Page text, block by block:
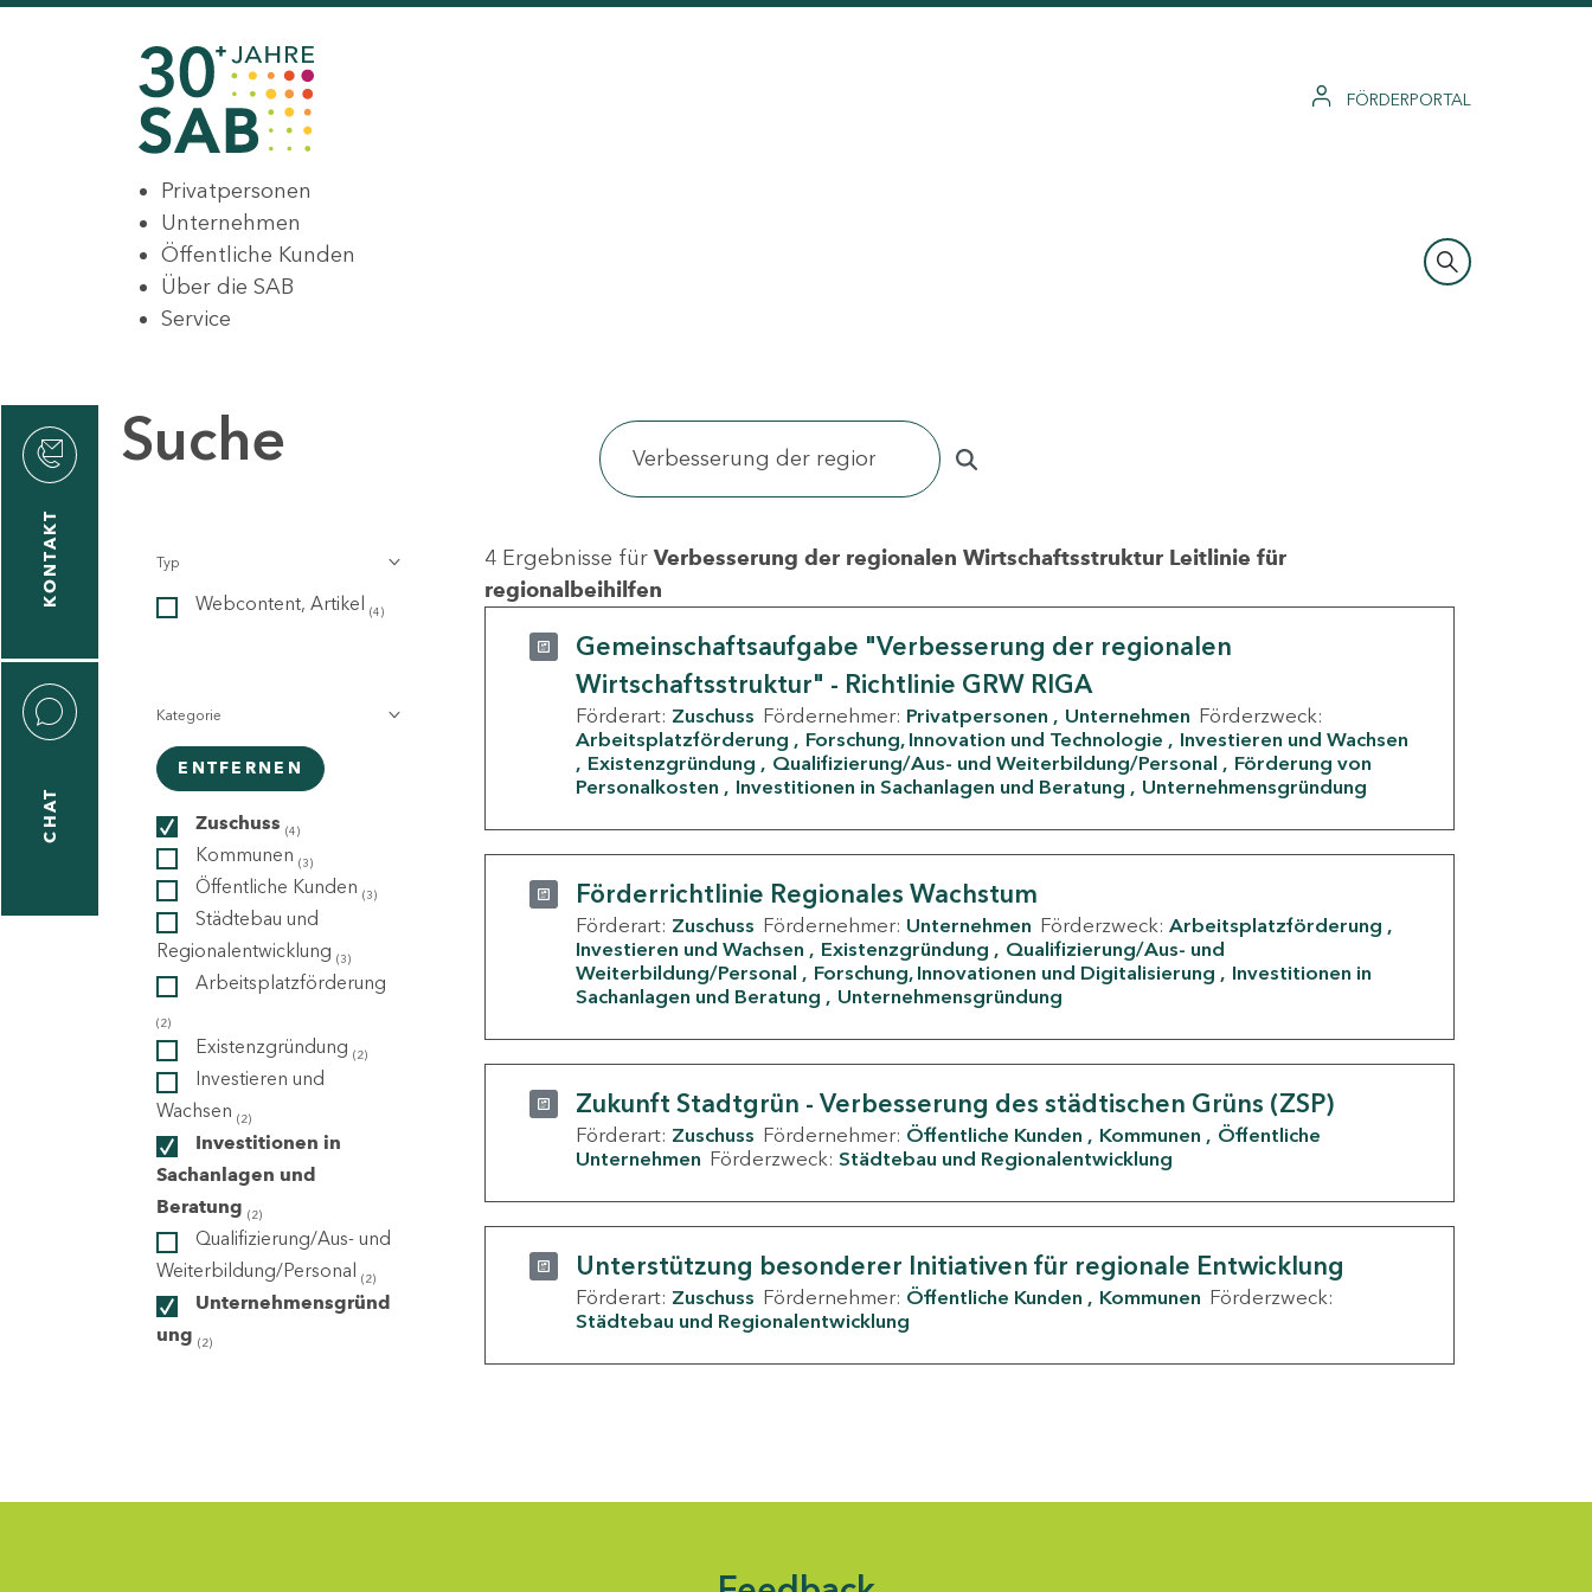
FÖRDERPORTAL
Privatpersonen
Unternehmen
Öffentliche Kunden
Über die SAB
Service
KONTAKT
CHAT
Suche
Typ
Webcontent, Artikel (4)
Kategorie
ENTFERNEN
Zuschuss (4)
Kommunen (3)
Öffentliche Kunden (3)
Städtebau und
Regionalentwicklung (3)
Arbeitsplatzförderung
(2)
Existenzgründung (2)
Investieren und
Wachsen (2)
Investitionen in
Sachanlagen und
Beratung (2)
Qualifizierung/Aus- und
Weiterbildung/Personal (2)
Unternehmensgründ
ung (2)
4 Ergebnisse für Verbesserung der regionalen Wirtschaftsstruktur Leitlinie für
regionalbeihilfen
Gemeinschaftsaufgabe "Verbesserung der regionalen
Wirtschaftsstruktur" - Richtlinie GRW RIGA
Förderart: Zuschuss Fördernehmer: Privatpersonen Unternehmen Förderzweck:
Arbeitsplatzförderung
Forschung, Innovation und Technologie
Investieren und Wachsen
Existenzgründung
Qualifizierung/Aus- und Weiterbildung/Personal
Förderung von
Personalkosten
Investitionen in Sachanlagen und Beratung Unternehmensgründung
Förderrichtlinie Regionales Wachstum
Förderart: Zuschuss Fördernehmer: Unternehmen Förderzweck: Arbeitsplatzförderung
Investieren und Wachsen
Existenzgründung
Qualifizierung/Aus- und
Weiterbildung/Personal
Forschung, Innovationen und Digitalisierung
Investitionen in
Sachanlagen und Beratung
Unternehmensgründung
Zukunft Stadtgrün - Verbesserung des städtischen Grüns (ZSP)
Förderart: Zuschuss Fördernehmer: Öffentliche Kunden Kommunen
Öffentliche
Unternehmen Förderzweck: Städtebau und Regionalentwicklung
Unterstützung besonderer Initiativen für regionale Entwicklung
Förderart: Zuschuss Fördernehmer: Öffentliche Kunden Kommunen Förderzweck:
Städtebau und Regionalentwicklung